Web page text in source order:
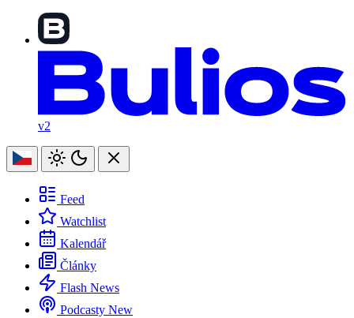
v2
Feed
Watchlist
Kalendář
Články
Flash News
Podcasty New